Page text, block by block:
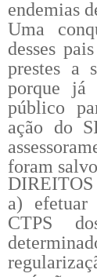
endemias
Uma
desses
prestes a
porque já
público
ação do
foram
DIREITOS
a) efetuar
CTPS